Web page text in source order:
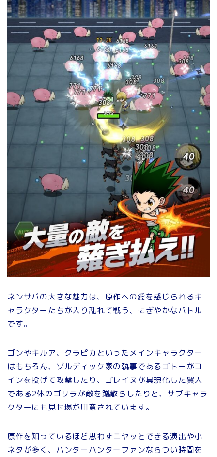
ネンサバの大きな魅力は、原作への愛を感じられるキ
ャラクターたちが入り乱れて戦う、にぎやかなバトル
です。
ゴンやキルア、クラピカといったメインキャラクター
はもちろん、ゾルディック家の執事であるゴトーがコ
インを投げて攻撃したり、ゴレイヌが具現化した賢人
である2体のゴリラが敵を蹴散らしたりと、サブキャラ
クターにも見せ場が用意されています。
原作を知っているほど思わずニヤッとできる演出や小
ネタが多く、ハンターハンターファンならつい時間を